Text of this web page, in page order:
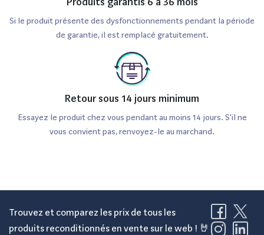
P10 Lite 32Go reconditionné
Le Huawei P10 Lite 32Go est-il
compatible avec les dernières mises
Bien que le Huawei P10 Lite 32Go ne soit pas le dernier cri
en matière de mises à jour, il devrait être capable de
Le Huawei P10 Lite 32Go dispose-t-il
d'une fonction de reconnaissance
Si le produit présente des dysfonctionnements pendant la période
de garantie, il est remplacé gratuitement.
Retour sous 14 jours minimum
Essayez le produit chez vous pendant au moins 14 jours. S'il ne
vous convient pas, renvoyez-le au marchand.
Trouvez et comparez les prix de tous les
produits reconditionnés en vente sur le web ! 🤘